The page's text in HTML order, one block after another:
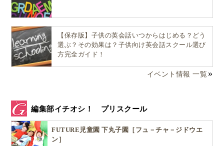
【保存版】子供の英会話いつからはじめる？どう
選ぶ？その効果は？子供向け英会話スクール選び
方完全ガイド！
イベント情報 一覧
編集部イチオシ！ プリスクール
FUTURE児童園 下丸子園［フュ－チャ－ジドウエ
ン］